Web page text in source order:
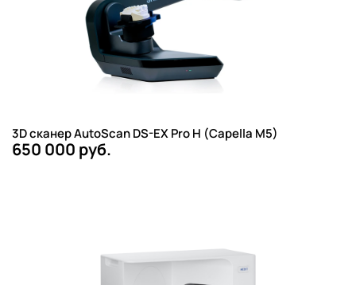
3D сканер AutoScan DS-EX Pro H (Capella M5)
650 000 руб.